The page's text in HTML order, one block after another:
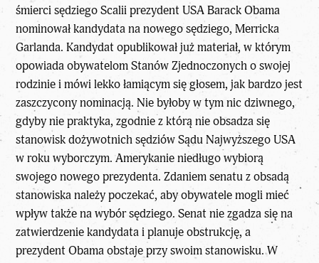
śmierci sędziego Scalii prezydent USA Barack Obama
nominował kandydata na nowego sędziego, Merricka
Garlanda. Kandydat opublikował już materiał, w którym
opowiada obywatelom Stanów Zjednoczonych o swojej
rodzinie i mówi lekko łamiącym się głosem, jak bardzo jest
zaszczycony nominacją. Nie byłoby w tym nic dziwnego,
gdyby nie praktyka, zgodnie z którą nie obsadza się
stanowisk dożywotnich sędziów Sądu Najwyższego USA
w roku wyborczym. Amerykanie niedługo wybiorą
swojego nowego prezydenta. Zdaniem senatu z obsadą
stanowiska należy poczekać, aby obywatele mogli mieć
wpływ także na wybór sędziego. Senat nie zgadza się na
zatwierdzenie kandydata i planuje obstrukcję, a
prezydent Obama obstaje przy swoim stanowisku. W